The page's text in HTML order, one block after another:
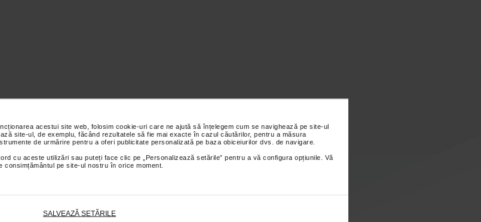
acestui site web, folosim cookie-uri care ne ajută să înțelegem cum se navighează pe site-ul
site-ul, de exemplu, făcând rezultatele să fie mai exacte în cazul căutărilor, pentru a măsura
de urmărire pentru a oferi publicitate personalizată pe baza obiceiurilor dvs. de navigare.
cu aceste utilizări sau puteți face clic pe „Personalizează setările” pentru a vă configura opțiunile. Vă
pe site-ul nostru în orice moment.
SALVEAZĂ SETĂRILE